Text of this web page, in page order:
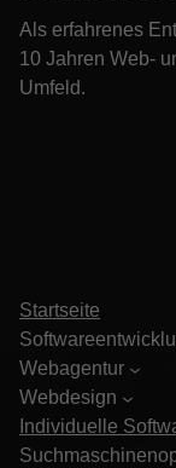
Als erfahrenes
10 Jahren Web-
Umfeld.
Startseite
Webagentur
Webdesign
Individuelle